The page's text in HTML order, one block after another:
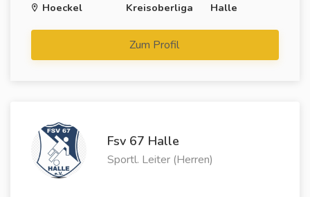
Hoeckel
Kreisoberliga
Halle
Zum Profil
Fsv 67 Halle
Sportl. Leiter (Herren)